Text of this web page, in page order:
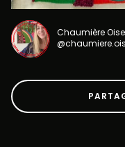
Chaumière